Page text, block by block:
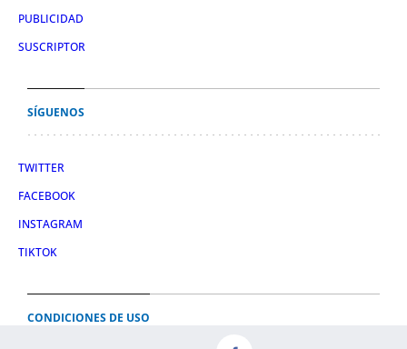
PUBLICIDAD
SUSCRIPTOR
SÍGUENOS
TWITTER
FACEBOOK
INSTAGRAM
TIKTOK
CONDICIONES DE USO